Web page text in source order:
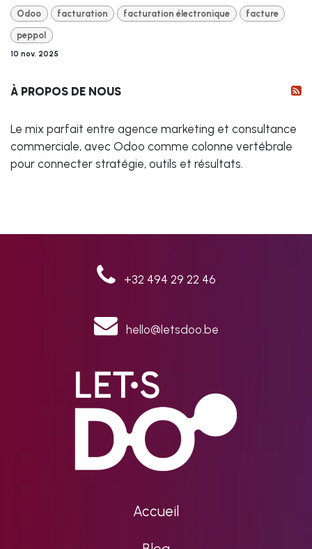
Odoo
facturation facturation électronique facture
peppol
10 nov. 2025
À PROPOS DE NOUS
Le mix parfait entre agence marketing et consultance
commerciale, avec Odoo comme colonne vertébrale
pour connecter stratégie, outils et résultats.
+32 494 29 22 46
hello@letsdoo.be
Accueil